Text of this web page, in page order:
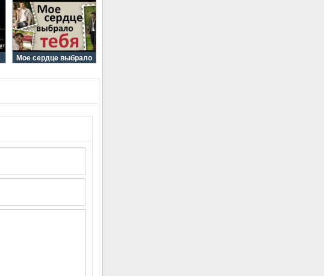
Мое сердце выбрало